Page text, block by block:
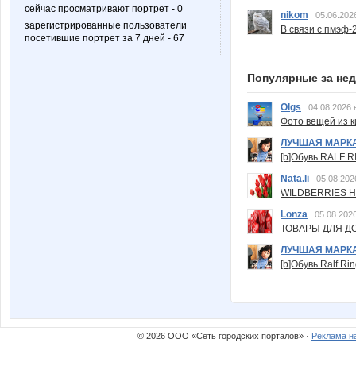
сейчас просматривают портрет - 0
зарегистрированные пользователи
посетившие портрет за 7 дней - 67
nikom
В связи с пмэф-
Популярные за
Olgs 04.08.2026
Фото вещей из
ЛУЧШАЯ
[b]Обувь RALF
Nata.li
Lonza
ТОВАРЫ ДЛЯ
ЛУЧШАЯ
[b]Обувь Ralf
© 2026 ООО «Сеть городских порталов» · Реклама